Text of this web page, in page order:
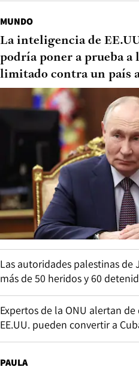
MUNDO
La inteligencia de
podría poner a prueba a
limitado contra un país
Las autoridades palestinas de
más de 50 heridos y 60
Expertos de la ONU alertan
EE.UU. pueden convertir a
PAULA